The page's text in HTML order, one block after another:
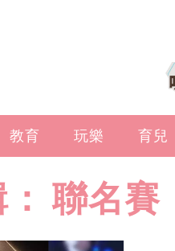
教育 玩樂 育兒
聯名賽